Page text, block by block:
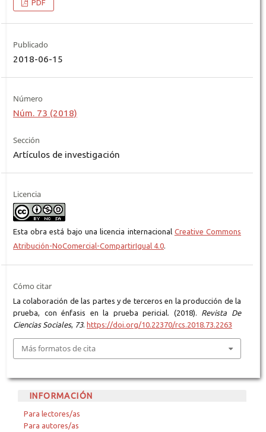
PDF
Publicado
2018-06-15
Número
Núm. 73 (2018)
Sección
Artículos de investigación
Licencia
Esta obra está bajo una licencia internacional Creative Commons
Atribución-NoComercial-CompartirIgual 4.0.
Cómo citar
La colaboración de las partes y de terceros en la producción de la
prueba, con énfasis en la prueba pericial. (2018). Revista De
Ciencias Sociales, 73. https://doi.org/10.22370/rcs.2018.73.2263
Más formatos de cita
INFORMACIÓN
Para lectores/as
Para autores/as